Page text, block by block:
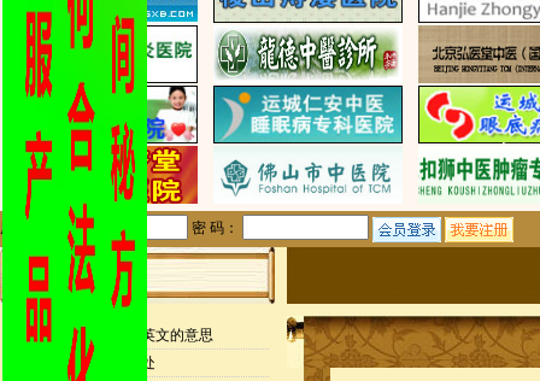
用户名： 密 码：
站内公告
检测报告封面缩写英文的意思
申请专利的25个好处